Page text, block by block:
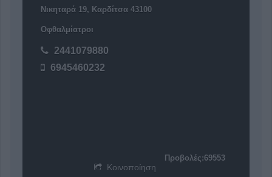
Νικηταρά 19, Καρδίτσα 43100
Οφθαλμίατροι
2441079880
6945460232
Προβολές:69553
Κοινοποίηση